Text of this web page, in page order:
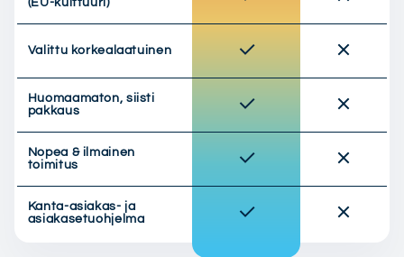
(EU-kulttuuri)
Valittu korkealaatuinen
Huomaamaton, siisti
pakkaus
Nopea & ilmainen
toimitus
Kanta-asiakas- ja
asiakasetuohjelma